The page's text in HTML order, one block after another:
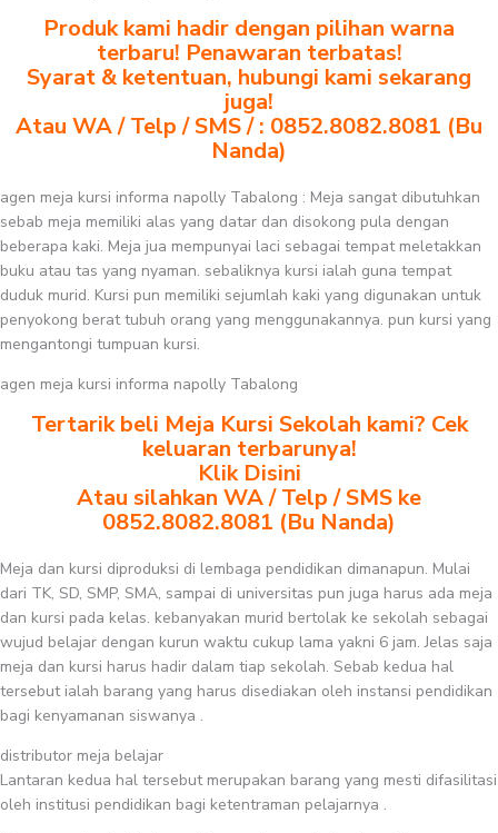
Produk kami hadir dengan pilihan warna
terbaru! Penawaran terbatas!
Syarat & ketentuan, hubungi kami sekarang
juga!
Atau WA / Telp / SMS / : 0852.8082.8081 (Bu
Nanda)
agen meja kursi informa napolly Tabalong : Meja sangat dibutuhkan
sebab meja memiliki alas yang datar dan disokong pula dengan
beberapa kaki. Meja jua mempunyai laci sebagai tempat meletakkan
buku atau tas yang nyaman. sebaliknya kursi ialah guna tempat
duduk murid. Kursi pun memiliki sejumlah kaki yang digunakan untuk
penyokong berat tubuh orang yang menggunakannya. pun kursi yang
mengantongi tumpuan kursi.
agen meja kursi informa napolly Tabalong
Tertarik beli Meja Kursi Sekolah kami? Cek
keluaran terbarunya!
Klik Disini
Atau silahkan WA / Telp / SMS ke
0852.8082.8081 (Bu Nanda)
Meja dan kursi diproduksi di lembaga pendidikan dimanapun. Mulai
dari TK, SD, SMP, SMA, sampai di universitas pun juga harus ada meja
dan kursi pada kelas. kebanyakan murid bertolak ke sekolah sebagai
wujud belajar dengan kurun waktu cukup lama yakni 6 jam. Jelas saja
meja dan kursi harus hadir dalam tiap sekolah. Sebab kedua hal
tersebut ialah barang yang harus disediakan oleh instansi pendidikan
bagi kenyamanan siswanya .
distributor meja belajar
Lantaran kedua hal tersebut merupakan barang yang mesti difasilitasi
oleh institusi pendidikan bagi ketentraman pelajarnya .